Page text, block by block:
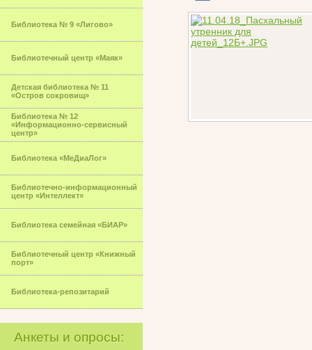
Библиотека № 9 «Лигово»
Библиотечный центр «Маяк»
Детская библиотека № 11
«Остров сокровищ»
Библиотека № 12
«Информационно-сервисный
центр»
Библиотека «МеДиаЛог»
Библиотечно-информационный
центр «Интеллект»
Библиотека семейная «БИАР»
Библиотечный центр «Книжный
порт»
Библиотека-репозитарий
Анкеты и опросы: